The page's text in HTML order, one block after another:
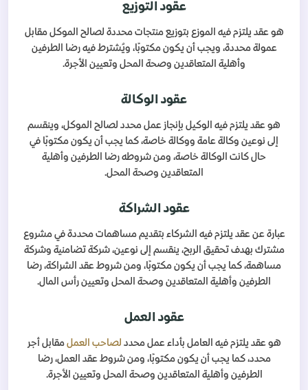
عقود التوزيع
هو عقد يلتزم فيه الموزع بتوزيع منتجات محددة لصالح الموكل مقابل
عمولة محددة، ويجب أن يكون مكتوبًا، ويُشترط فيه رضا الطرفين
وأهلية المتعاقدين وصحة المحل وتعيين الأجرة.
عقود الوكالة
هو عقد يلتزم فيه الوكيل بإنجاز عمل محدد لصالح الموكل، وينقسم
إلى نوعين وكالة عامة ووكالة خاصة، كما يجب أن يكون مكتوبًا في
حال كانت الوكالة خاصة، ومن شروطه رضا الطرفين وأهلية
المتعاقدين وصحة المحل.
عقود الشراكة
عبارة عن عقد يلتزم فيه الشركاء بتقديم مساهمات محددة في مشروع
مشترك بهدف تحقيق الربح، ينقسم إلى نوعين، شركة تضامنية وشركة
مساهمة، كما يجب أن يكون مكتوبًا، ومن شروط عقد الشراكة، رضا
الطرفين وأهلية المتعاقدين وصحة المحل وتعيين رأس المال.
عقود العمل
هو عقد يلتزم فيه العامل بأداء عمل محدد لصاحب العمل مقابل أجر
محدد، كما يجب أن يكون مكتوبًا، ومن شروط عقد العمل، رضا
الطرفين وأهلية المتعاقدين وصحة المحل وتعيين الأجرة.